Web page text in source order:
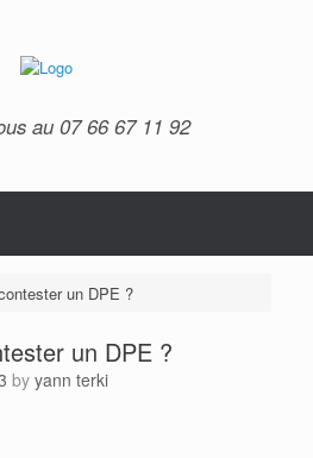
au 07 66 67 11 92
un DPE ?
un DPE ?
by yann terki